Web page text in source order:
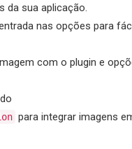
da sua aplicação.
nas opções para
com o plugin e
para integrar imagens